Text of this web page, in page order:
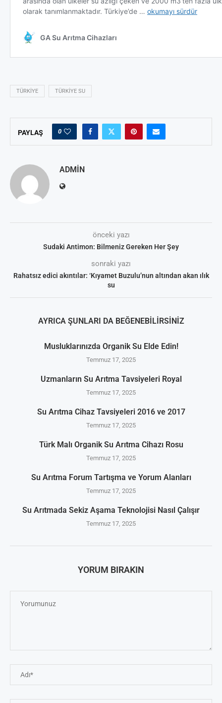
TÜRKIYE TÜRKIYE SU
PAYLAŞ 0
ADMIN
önceki yazı
Sudaki Antimon: Bilmeniz Gereken Her Şey
sonraki yazı
Rahatsız edici akıntılar: ‘Kıyamet Buzulu’nun altından akan ılık
su
AYRICA ŞUNLARI DA BEĞENEBILIRSINIZ
Musluklarınızda Organik Su Elde Edin!
Temmuz 17, 2025
Uzmanların Su Arıtma Tavsiyeleri Royal
Temmuz 17, 2025
Su Arıtma Cihaz Tavsiyeleri 2016 ve 2017
Temmuz 17, 2025
Türk Malı Organik Su Arıtma Cihazı Rosu
Temmuz 17, 2025
Su Arıtma Forum Tartışma ve Yorum Alanları
Temmuz 17, 2025
Su Arıtmada Sekiz Aşama Teknolojisi Nasıl Çalışır
Temmuz 17, 2025
YORUM BIRAKIN